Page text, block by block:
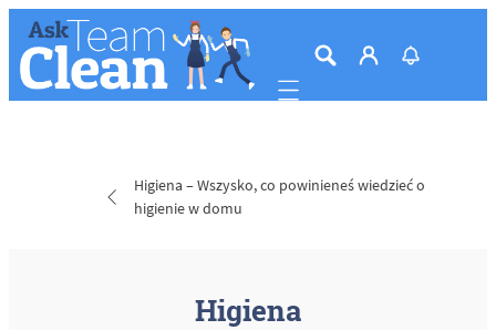
Mobile navigation
Higiena – Wszysko, co powinieneś wiedzieć o
higienie w domu
Higiena